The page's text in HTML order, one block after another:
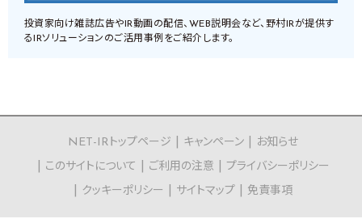
投資家向け雑誌広告やIR動画の配信、WEB説明会など、野村IRが提供す
るIRソリューションのご活用事例をご紹介します。
NET-IRトップページ キャンペーン
お知らせ
このサイトについて
ご利用の注意
プライバシーポリシー
クッキーポリシー
サイトマップ 免責事項